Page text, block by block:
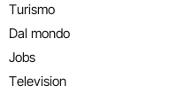
Turismo
Dal mondo
Jobs
Television